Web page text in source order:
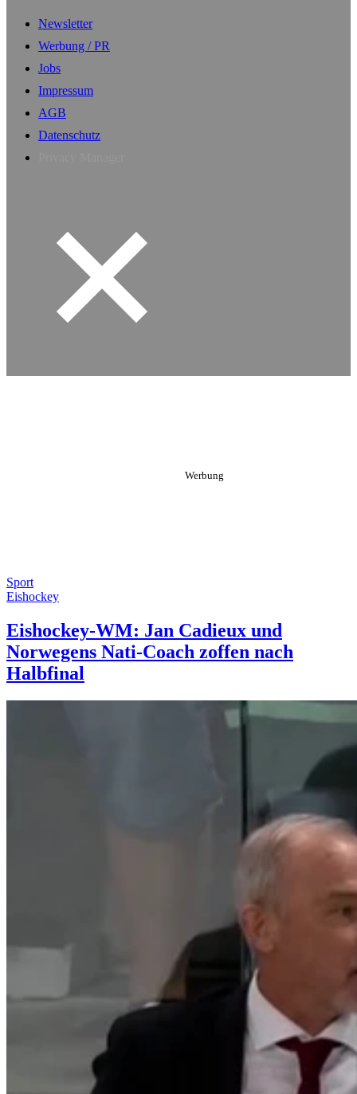
Newsletter
Werbung / PR
Jobs
Impressum
AGB
Datenschutz
Sport
Eishockey
Eishockey-WM: Jan Cadieux und
Norwegens Nati-Coach zoffen nach
Halbfinal